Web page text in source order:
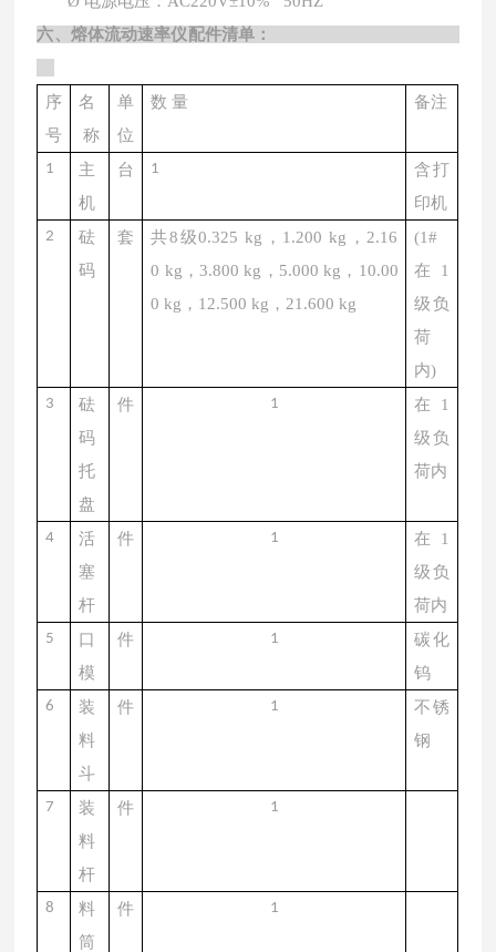
六、 熔体流动速率仪配件清单：
序
号
名
称
单
位
数 量 备注
1
主
机
台 1
含打
印机
2
砝
码
套 共8级0.325kg ， 1.200 kg ， 2.16
0 kg ，3.800 kg ， 5.000 kg ， 10.00
0 kg ， 12.500 kg ， 21.600 kg
(1#
在1
级负
荷
内)
3
砝
码
托
盘
件 1 在 1
级负
荷内
4
活
塞
杆
件 1 在 1
级负
荷内
5
口
模
件 1
碳化
钨
6
装
料
斗
件 1
不锈
钢
7
装
料
杆
件 1
8
料
筒
件 1